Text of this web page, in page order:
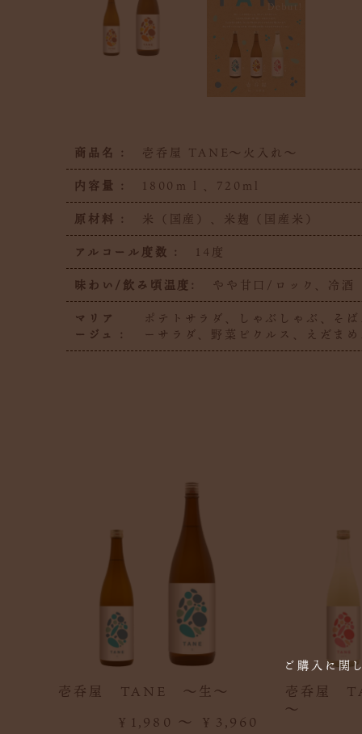
ご購入に関
商品名 :
壱呑屋 TANE～火入れ～
内容量 :
1800ｍｌ、720ml
原材料 :
米（国産）、米麹（国産米）
アルコール度数 :
14度
味わい/飲み頃温度:
やや甘口/ロック、冷酒
マリア
ージュ :
ポテトサラダ、しゃぶしゃぶ、そ
ーサラダ、野菜ピクルス、えだま
壱呑屋 TANE ～生～
￥1,980 ～ ￥3,960
壱呑屋
～